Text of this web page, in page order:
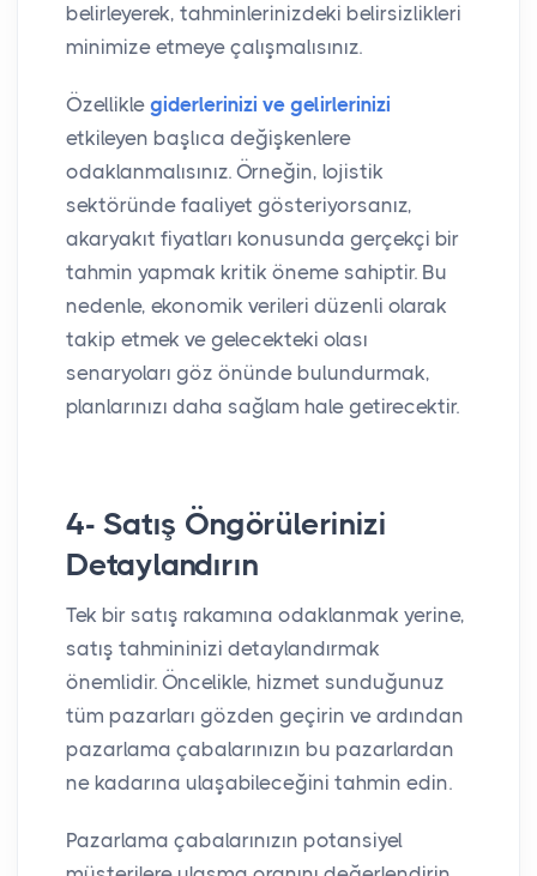
belirleyerek, tahminlerinizdeki belirsizlikleri
minimize etmeye çalışmalısınız.
Özellikle giderlerinizi ve gelirlerinizi
etkileyen başlıca değişkenlere
odaklanmalısınız. Örneğin, lojistik
sektöründe faaliyet gösteriyorsanız,
akaryakıt fiyatları konusunda gerçekçi bir
tahmin yapmak kritik öneme sahiptir. Bu
nedenle, ekonomik verileri düzenli olarak
takip etmek ve gelecekteki olası
senaryoları göz önünde bulundurmak,
planlarınızı daha sağlam hale getirecektir.
4- Satış Öngörülerinizi
Detaylandırın
Tek bir satış rakamına odaklanmak yerine,
satış tahmininizi detaylandırmak
önemlidir. Öncelikle, hizmet sunduğunuz
tüm pazarları gözden geçirin ve ardından
pazarlama çabalarınızın bu pazarlardan
ne kadarına ulaşabileceğini tahmin edin.
Pazarlama çabalarınızın potansiyel